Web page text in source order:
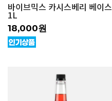
바이브믹스 카시스베리 베이스
1L
18,000원